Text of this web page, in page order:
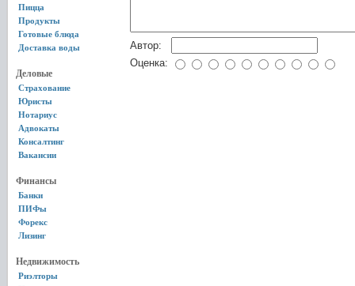
Пицца
Продукты
Готовые блюда
Доставка воды
Деловые
Страхование
Юристы
Нотариус
Адвокаты
Консалтинг
Вакансии
Финансы
Банки
ПИФы
Форекс
Лизинг
Недвижимость
Риэлторы
Автор:
Оценка: